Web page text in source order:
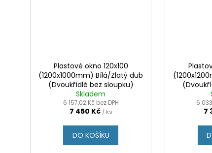
Plastové okno 120x100
(1200x1000mm) Bílá/Zlatý dub
(Dvoukřídlé bez sloupku)
Kömmerling 70 AD
Skladem
6 157,02 Kč bez DPH
7 450 Kč / ks
DO KOŠÍKU
6
7